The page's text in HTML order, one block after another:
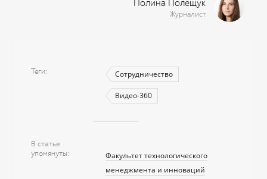
Полина Полещук
Журналист
Теги Сотрудничество
Видео-360
В статье
упомянуты
Факультет технологического
менеджмента и инноваций